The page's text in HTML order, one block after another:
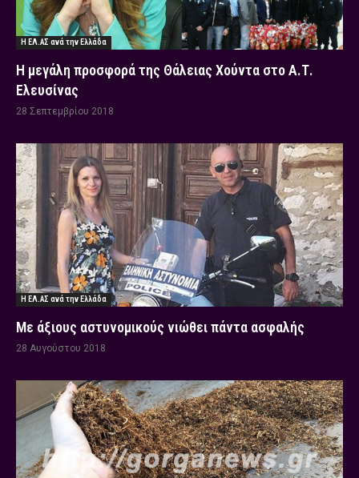
Η ΕΛ.ΑΣ ανά την Ελλάδα
Η μεγάλη προσφορά της Θάλειας Χούντα στο Α.Τ.
Ελευσίνας
28 Σεπτεμβρίου 2018
Η ΕΛ.ΑΣ ανά την Ελλάδα
Με άξιους αστυνομικούς νιώθει πάντα ασφαλής
28 Αυγούστου 2018